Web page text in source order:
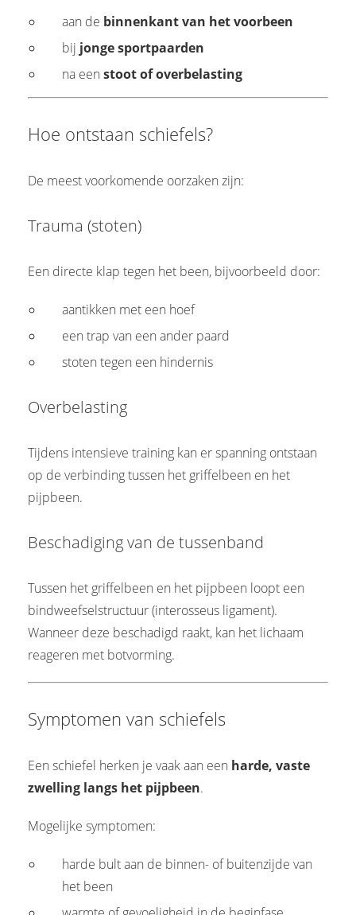
aan de binnenkant van het voorbeen
bij jonge sportpaarden
na eenstoot of overbelasting
Hoe ontstaan schiefels?
De meest voorkomende oorzaken zijn:
Trauma (stoten)
Een directe klap tegen het been, bijvoorbeeld door:
aantikken met een hoef
een trap van een ander paard
stoten tegen een hindernis
Overbelasting
Tijdens intensieve training kan er spanning ontstaan
op de verbinding tussen het griffelbeen en het
pijpbeen.
Beschadiging van de tussenband
Tussen het griffelbeen en het pijpbeen loopt een
bindweefselstructuur (interosseus ligament).
Wanneer deze beschadigd raakt, kan het lichaam
reageren met botvorming.
Symptomen van schiefels
Een schiefel herken je vaak aan een harde, vaste
zwelling langs het pijpbeen.
Mogelijke symptomen:
harde bult aan de binnen- of buitenzijde van
het been